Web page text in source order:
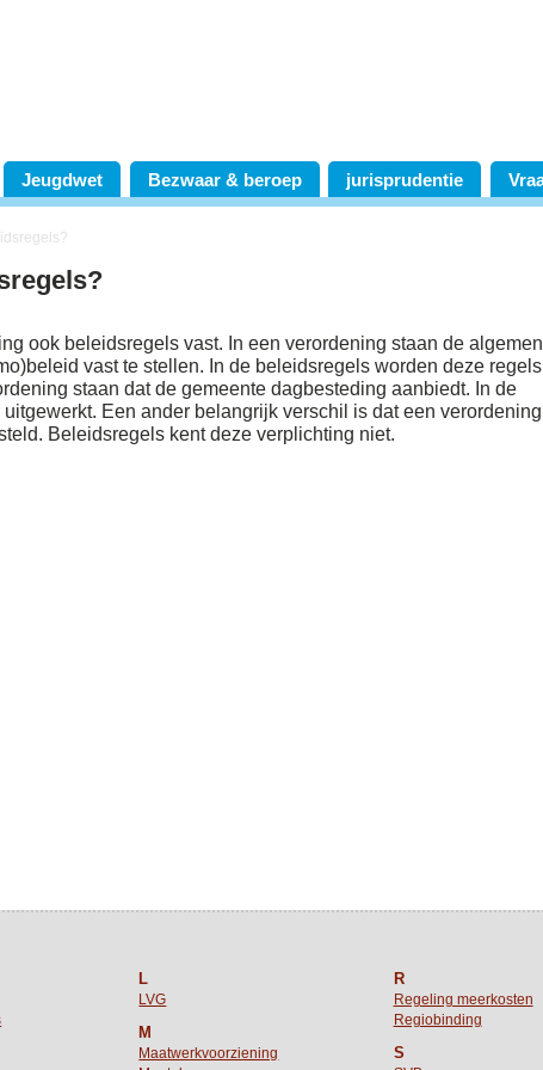
Jeugdwet Bezwaar & beroep jurisprudentie
ook beleidsregels vast. In een verordening staan de
vast te stellen. In de beleidsregels worden deze regels
staan dat de gemeente dagbesteding aanbiedt. In de
Een ander belangrijk verschil is dat een verordening
Beleidsregels kent deze verplichting niet.
L
LVG
M
Maatwerkvoorziening
R
Regeling meerkosten
Regiobinding
S